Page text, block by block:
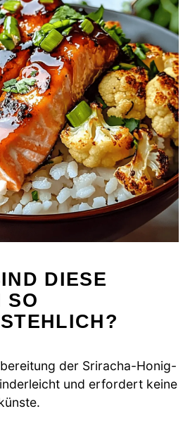
DIESE
SO
der Sriracha-Honig-
und erfordert keine